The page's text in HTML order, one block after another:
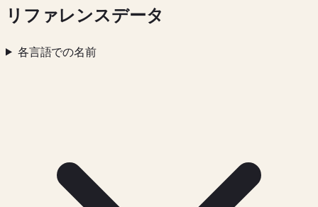
リファレンスデータ
各言語での名前